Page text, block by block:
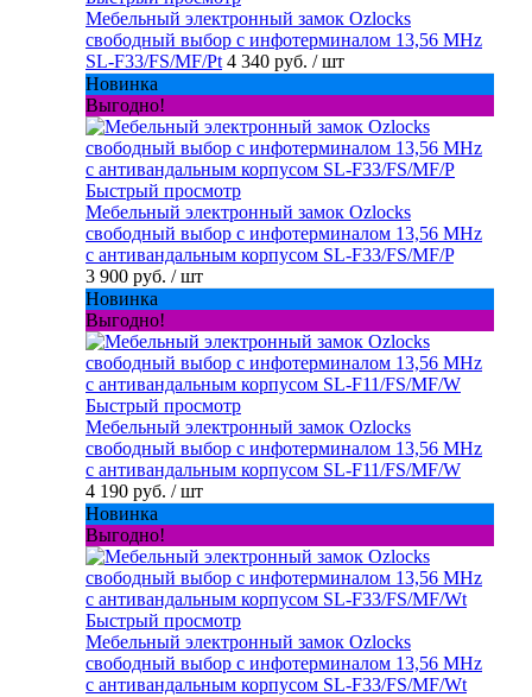
Мебельный электронный замок Ozlocks
свободный выбор с инфотерминалом 13,56 MHz
SL-F33/FS/MF/Pt 4 340 руб. / шт
Новинка
Выгодно!
Быстрый просмотр
Мебельный электронный замок Ozlocks
свободный выбор с инфотерминалом 13,56 MHz
с антивандальным корпусом SL-F33/FS/MF/P
3 900 руб. / шт
Новинка
Выгодно!
Быстрый просмотр
Мебельный электронный замок Ozlocks
свободный выбор с инфотерминалом 13,56 MHz
с антивандальным корпусом SL-F11/FS/MF/W
4 190 руб. / шт
Новинка
Выгодно!
Быстрый просмотр
Мебельный электронный замок Ozlocks
свободный выбор с инфотерминалом 13,56 MHz
с антивандальным корпусом SL-F33/FS/MF/Wt